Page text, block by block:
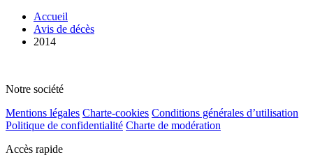
Accueil
Avis de décès
2014
Notre société
Mentions légales Charte-cookies Conditions générales d’utilisation
Politique de confidentialité Charte de modération
Accès rapide